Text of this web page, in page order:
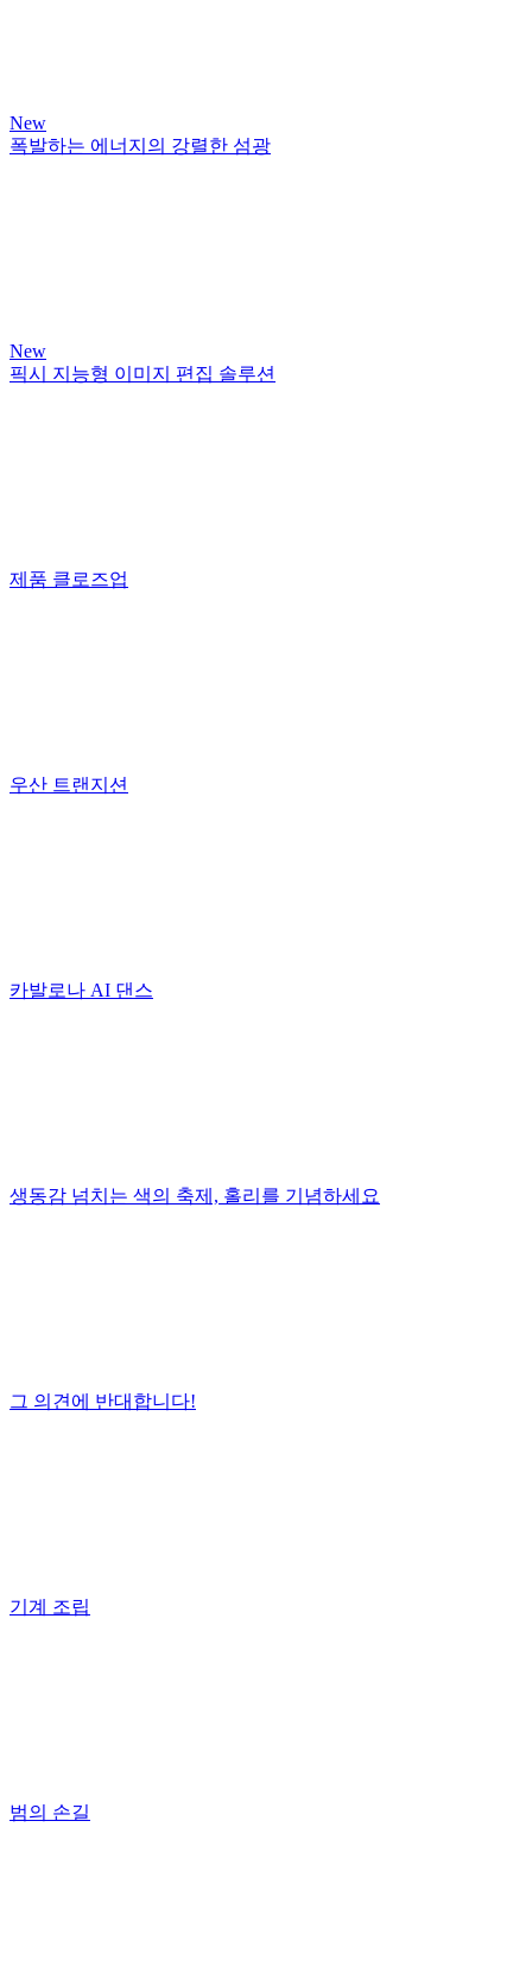
New
폭발하는 에너지의 강렬한 섬광
New
픽시 지능형 이미지 편집 솔루션
제품 클로즈업
우산 트랜지션
카발로나 AI 댄스
생동감 넘치는 색의 축제, 홀리를 기념하세요
그 의견에 반대합니다!
기계 조립
범의 손길